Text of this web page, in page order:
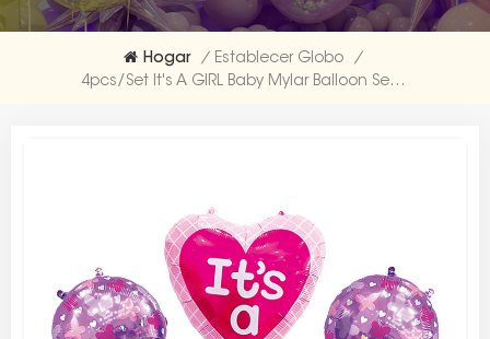
Hogar / Establecer Globo
/
4pcs/Set It's A GIRL Baby Mylar Balloon Set Traders